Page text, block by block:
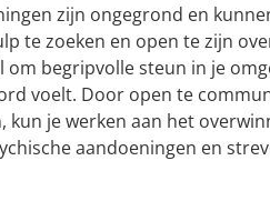
zijn ongegrond en
te zoeken en open te zijn
begripvolle steun in je
voelt. Door open te
je werken aan het
aandoeningen en